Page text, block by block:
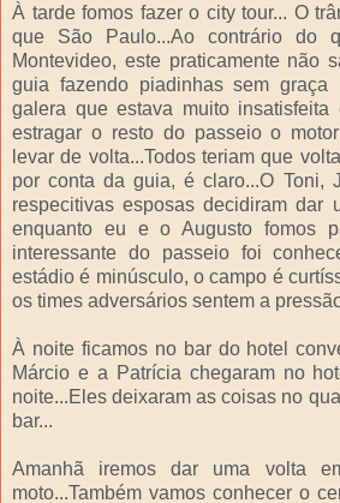
À tarde fomos fazer o city tour... O
que São Paulo...Ao contrário do
Montevideo, este praticamente não
guia fazendo piadinhas sem graça
galera que estava muito insatisfeita
estragar o resto do passeio o
levar de volta...Todos teriam que
por conta da guia, é claro...O Toni,
respecitivas esposas decidiram dar
enquanto eu e o Augusto fomos
interessante do passeio foi
estádio é minúsculo, o campo é
os times adversários sentem a
À noite ficamos no bar do hotel
Márcio e a Patrícia chegaram no
noite...Eles deixaram as coisas no
bar...
Amanhã iremos dar uma volta
moto...Também vamos conhecer o